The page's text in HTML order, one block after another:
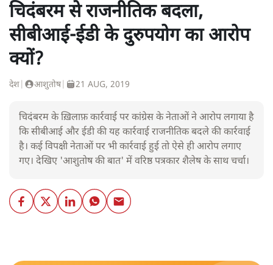
चिदंबरम से राजनीतिक बदला,
सीबीआई-ईडी के दुरुपयोग का आरोप
क्यों?
देश आशुतोष| 21 AUG, 2019
चिदंबरम के ख़िलाफ़ कार्रवाई पर कांग्रेस के नेताओं ने आरोप लगाया है
कि सीबीआई और ईडी की यह कार्रवाई राजनीतिक बदले की कार्रवाई
है। कई विपक्षी नेताओं पर भी कार्रवाई हुई तो ऐसे ही आरोप लगाए
गए। देखिए 'आशुतोष की बात' में वरिष्ठ पत्रकार शैलेष के साथ चर्चा।